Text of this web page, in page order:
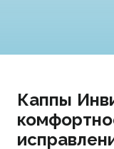
Каппы